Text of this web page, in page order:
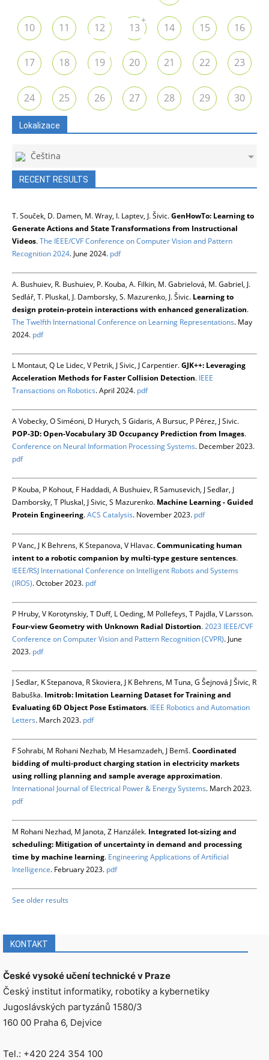
10 11 12 13
+
14 15 16
17 18 19 20 21 22 23
24 25 26 27 28 29 30
Lokalizace
Čeština
RECENT RESULTS
T. Souček, D. Damen, M. Wray, I. Laptev, J. Šivic.GenHowTo: Learning to
Generate Actions and State Transformations from Instructional
Videos.The IEEE/CVF Conference on Computer Vision and Pattern
Recognition 2024. June 2024. pdf
A. Bushuiev, R. Bushuiev, P. Kouba, A. Filkin, M. Gabrielová, M. Gabriel, J.
Sedlář, T. Pluskal, J. Damborsky, S. Mazurenko, J. Šivic. Learning to
design protein-protein interactions with enhanced generalization.
The Twelfth International Conference on Learning Representations. May
2024. pdf
L Montaut, Q Le Lidec, V Petrik, J Sivic, J Carpentier.GJK++: Leveraging
Acceleration Methods for Faster Collision Detection. IEEE
Transactions on Robotics. April 2024. pdf
A Vobecky, O Siméoni, D Hurych, S Gidaris, A Bursuc, P Pérez, J Sivic.
POP-3D: Open-Vocabulary 3D Occupancy Prediction from Images.
Conference on Neural Information Processing Systems. December 2023.
pdf
P Kouba, P Kohout, F Haddadi, A Bushuiev, R Samusevich, J Sedlar, J
Damborsky, T Pluskal, J Sivic, S Mazurenko. Machine Learning - Guided
Protein Engineering.ACS Catalysis. November 2023. pdf
P Vanc, J K Behrens, K Stepanova, V Hlavac.Communicating human
intent to a robotic companion by multi-type gesture sentences.
IEEE/RSJ International Conference on Intelligent Robots and Systems
(IROS). October 2023. pdf
P Hruby, V Korotynskiy, T Duff, L Oeding, M Pollefeys, T Pajdla, V Larsson.
Four-view Geometry with Unknown Radial Distortion.2023 IEEE/CVF
Conference on Computer Vision and Pattern Recognition (CVPR). June
2023. pdf
J Sedlar, K Stepanova, R Skoviera, J K Behrens, M Tuna, G Šejnová J Šivic, R
Babuška. Imitrob: Imitation Learning Dataset for Training and
Evaluating 6D Object Pose Estimators. IEEE Robotics and Automation
Letters. March 2023. pdf
F Sohrabi, M Rohani Nezhab, M Hesamzadeh, J Bemš.Coordinated
bidding of multi-product charging station in electricity markets
using rolling planning and sample average approximation.
International Journal of Electrical Power & Energy Systems. March 2023.
pdf
M Rohani Nezhad, M Janota, Z Hanzálek. Integrated lot-sizing and
scheduling: Mitigation of uncertainty in demand and processing
time by machine learning. Engineering Applications of Artificial
Intelligence. February 2023. pdf
See older results
KONTAKT
České vysoké učení technické v Praze
Český institut informatiky, robotiky a kybernetiky
Jugoslávských partyzánů 1580/3
160 00 Praha 6, Dejvice
Tel.: +420 224 354 100